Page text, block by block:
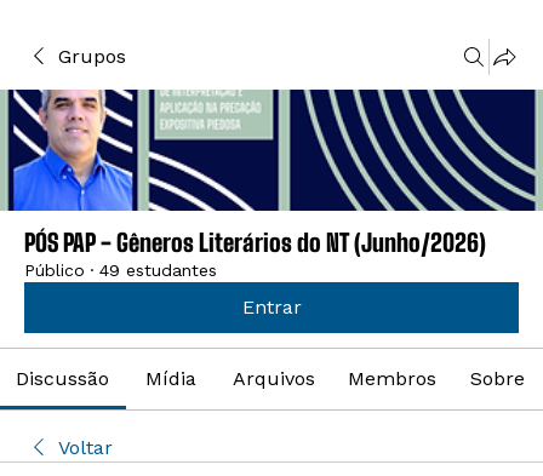
Grupos
PÓS PAP - Gêneros Literários do NT (Junho/2026)
Público · 49 estudantes
Entrar
Discussão Mídia Arquivos Membros Sobre
Voltar